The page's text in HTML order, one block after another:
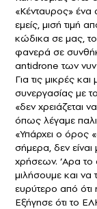
«Κένταυρος»
εμείς, μισή τιμή
κώδικα σε μας,
φανερά σε
antidrone των
Για τις μικρές
συνεργασίας με
«δεν χρειάζεται
όπως λέγαμε
«Υπάρχει ο όρος
σήμερα, δεν
χρήσεων. ‘Αρα το
μιλήσουμε και να
ευρύτερο από ότι
Εξήγησε ότι το